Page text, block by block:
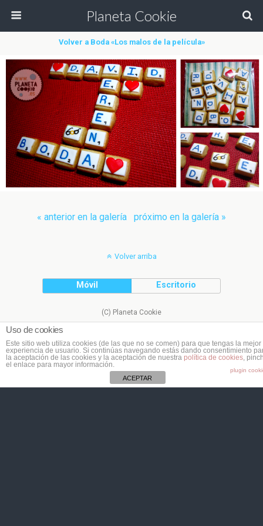
Planeta Cookie
Volver a Boda «Los malos de la película»
« anterior en la galería próximo en la galería »
Volver arriba
Móvil Escritorio
(C) Planeta Cookie
Uso de cookies
Este sitio web utiliza cookies (de las que no se comen) para que tengas la mejor
experiencia de usuario. Si continúas navegando estás dando consentimiento
la aceptación de las cookies y la aceptación de nuestra política de cookies,
el enlace para mayor información.
plugin
ACEPTAR